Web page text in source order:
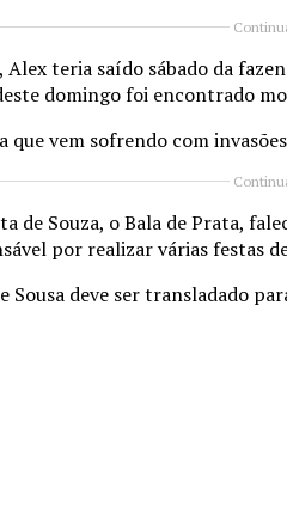
teria saído sábado da
domingo foi encontrado
que vem sofrendo com
de Souza, o Bala de Prata,
por realizar várias festas
deve ser transladado